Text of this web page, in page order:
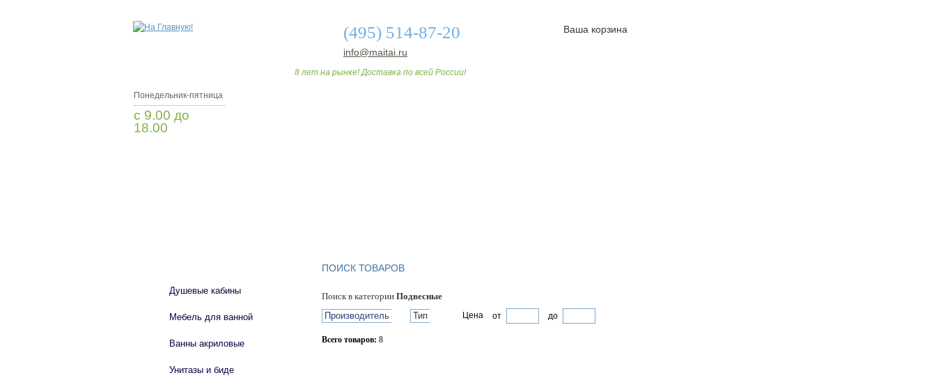
(495) 514-87-20
info@maitai.ru
8 лет на рынке! Доставка по всей России!
Ваша корзина
Понедельник-пятница
с 9.00 до
18.00
ПОИСК ТОВАРОВ
Поиск в категории Подвесные
Производитель
Тип Цена от до
Всего товаров: 8
Душевые кабины
Мебель для ванной
Ванны акриловые
Унитазы и биде